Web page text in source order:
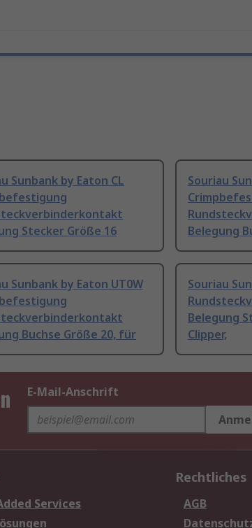
Sunbank by Eaton CL
Stecker Größe 16
Souriau
Belegung
Sunbank by Eaton UT0W
Buchse Größe 20, für
Souriau
Belegung
Clipper,
E-Mail-Anschrift
Services
Rechtliches
AGB